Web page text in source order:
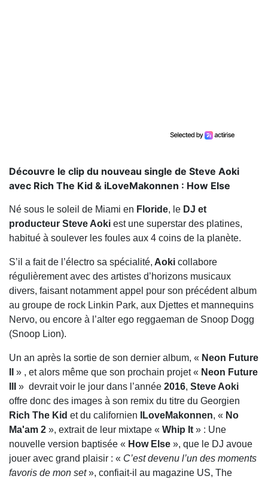
Découvre le clip du nouveau single de Steve Aoki
avec Rich The Kid & iLoveMakonnen : How Else
Né sous le soleil de Miami en Floride, le DJ et
producteur Steve Aoki est une superstar des platines,
habitué à soulever les foules aux 4 coins de la planète.
S’il a fait de l’électro sa spécialité, Aoki collabore
régulièrement avec des artistes d’horizons musicaux
divers, faisant notamment appel pour son précédent album
au groupe de rock Linkin Park, aux Djettes et mannequins
Nervo, ou encore à l’alter ego reggaeman de Snoop Dogg
(Snoop Lion).
Un an après la sortie de son dernier album, « Neon Future
» , et alors même que son prochain projet « Neon Future
» devrait voir le jour dans l’année 2016, Steve Aoki
offre donc des images à son remix du titre du Georgien
Rich The Kid et du californien ILoveMakonnen, « No
Ma'am 2 », extrait de leur mixtape « Whip It » : Une
nouvelle version baptisée « How Else », que le DJ avoue
jouer avec grand plaisir : « C’est devenu l’un des moments
favoris de mon set», confiait-il au magazine US, The